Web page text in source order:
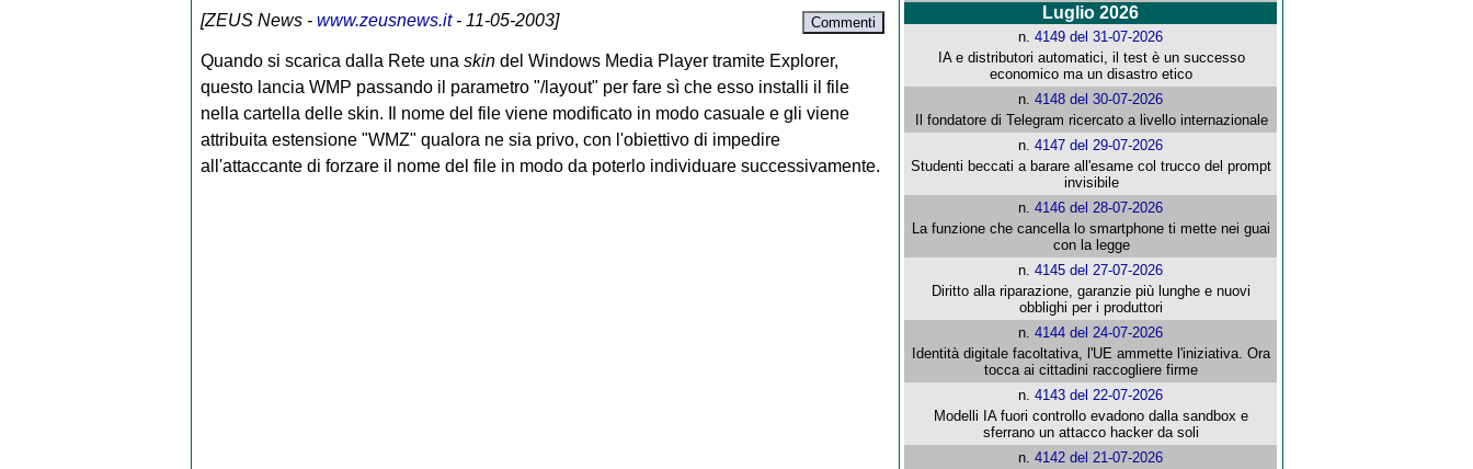
[ZEUS News- www.zeusnews.it- 11-05-2003] Commenti
Quando si scarica dalla Rete una skindel Windows Media Player tramite Explorer,
questo lancia WMP passando il parametro "/layout" per fare sì che esso installi il file
nella cartella delle skin. Il nome del file viene modificato in modo casuale e gli viene
attribuita estensione "WMZ" qualora ne sia privo, con l'obiettivo di impedire
all'attaccante di forzare il nome del file in modo da poterlo individuare successivamente.
Luglio 2026
n.4149 del 31-07-2026
IA e distributori automatici, il test è un successo
economico ma un disastro etico
n.4148 del 30-07-2026
Il fondatore di Telegram ricercato a livello internazionale
n.4147 del 29-07-2026
Studenti beccati a barare all'esame col trucco del prompt
invisibile
n.4146 del 28-07-2026
La funzione che cancella lo smartphone ti mette nei guai
con la legge
n.4145 del 27-07-2026
Diritto alla riparazione, garanzie più lunghe e nuovi
obblighi per i produttori
n.4144 del 24-07-2026
Identità digitale facoltativa, l'UE ammette l'iniziativa. Ora
tocca ai cittadini raccogliere firme
n.4143 del 22-07-2026
Modelli IA fuori controllo evadono dalla sandbox e
sferrano un attacco hacker da soli
n.4142 del 21-07-2026